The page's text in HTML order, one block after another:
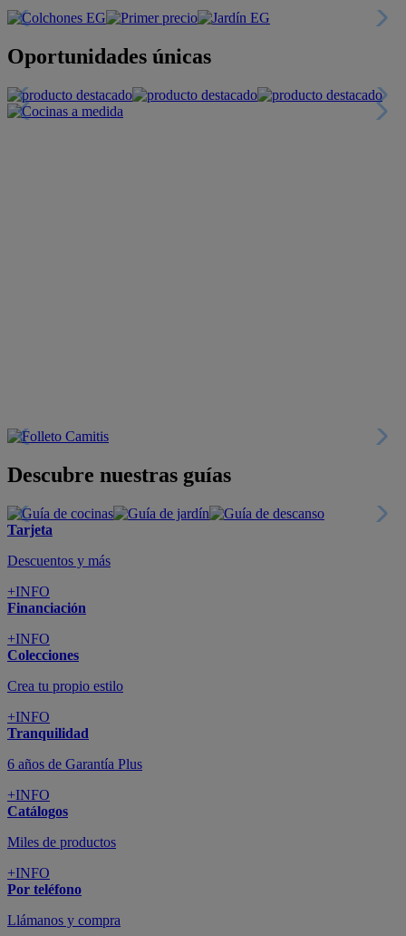
Oportunidades únicas
Descubre nuestras guías
Tarjeta
Descuentos y más
+INFO
Financiación
+INFO
Colecciones
Crea tu propio estilo
+INFO
Tranquilidad
6 años de Garantía Plus
+INFO
Catálogos
Miles de productos
+INFO
Por teléfono
Llámanos y compra